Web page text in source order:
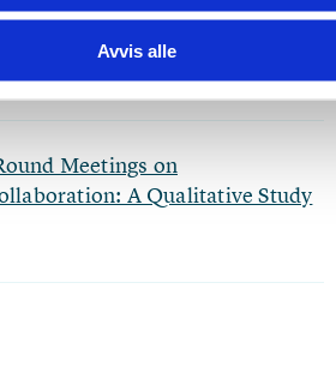
Avvis alle
Meetings on
A Qualitative Study